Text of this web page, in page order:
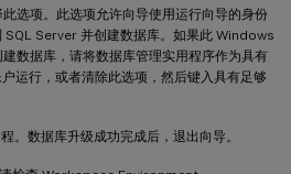
此选项。此选项允许向导使用运行向导的身份
SQL Server 并创建数据库。如果此 Windows
数据库，请将数据库管理实用程序作为具有
运行，或者清除此选项，然后键入具有足够
。数据库升级成功完成后，退出向导。